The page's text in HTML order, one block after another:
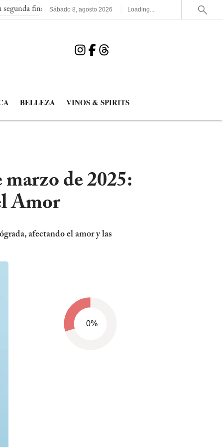
consecutiva del Mundial España elimina a Francia y
Sábado 8,agosto 2026 Loading...
BELLEZA VINOS & SPIRITS
de 2025:
Amor
afectando el amor y las
0%